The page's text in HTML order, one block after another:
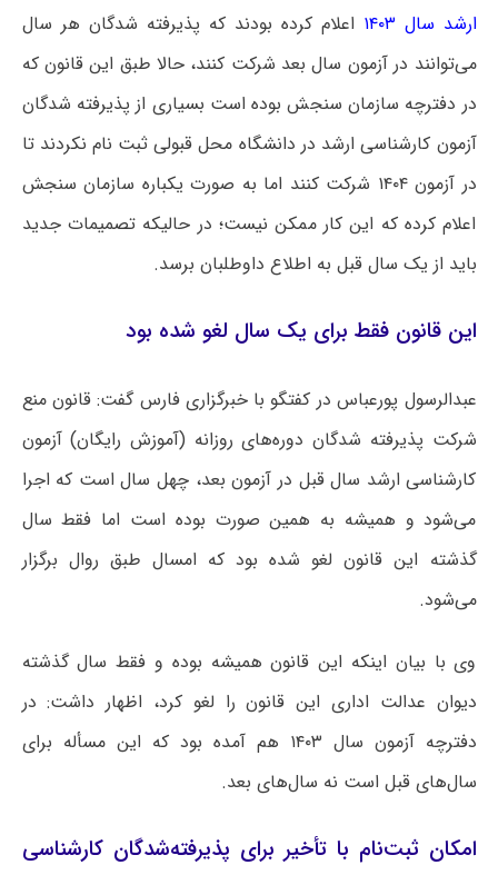
ارشد سال ۱۴۰۳
اعلام کرده بودند که پذیرفته شدگان هر سال
می‌توانند در آزمون سال بعد شرکت کنند، حالا طبق این قانون که
در دفترچه سازمان سنجش بوده است بسیاری از پذیرفته شدگان
آزمون کارشناسی ارشد در دانشگاه محل قبولی ثبت نام نکردند تا
در آزمون ۱۴۰۴ شرکت کنند اما به صورت یکباره سازمان سنجش
اعلام کرده که این کار ممکن نیست؛ در حالیکه تصمیمات جدید
باید از یک سال قبل به اطلاع داوطلبان برسد.
این قانون فقط برای یک سال لغو شده بود
عبدالرسول پورعباس در کفتگو با خبرگزاری فارس گفت: قانون منع
شرکت پذیرفته شدگان دوره‌های روزانه (آموزش رایگان) آزمون
کارشناسی ارشد سال قبل در آزمون بعد، چهل سال است که اجرا
می‌شود و همیشه به همین صورت بوده است اما فقط سال
گذشته این قانون لغو شده بود که امسال طبق روال برگزار
می‌شود.
وی با بیان اینکه این قانون همیشه بوده و فقط سال گذشته
دیوان عدالت اداری این قانون را لغو کرد، اظهار داشت: در
دفترچه آزمون سال ۱۴۰۳ هم آمده بود که این مسأله برای
سال‌های قبل است نه سال‌های بعد.
امکان ثبت‌نام با تأخیر برای پذیرفته‌شدگان کارشناسی